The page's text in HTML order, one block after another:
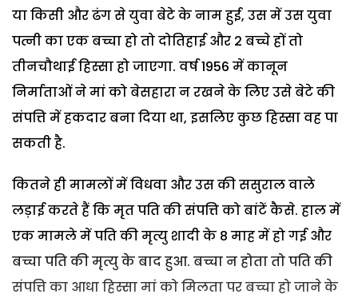
या किसी और ढंग से युवा बेटे के नाम हुई, उस में उस युवा
पत्नी का एक बच्चा हो तो दोतिहाई और 2 बच्चे हों तो
तीनचौथाई हिस्सा हो जाएगा. वर्ष1956 में कानून
निर्माताओं ने मां को बेसहारा न रखने के लिए उसे बेटे की
संपत्ति में हकदार बना दिया था, इसलिए कुछ हिस्सा वह पा
सकती है.
कितने ही मामलों में विधवा और उस की ससुराल वाले
लड़ाई करते हैं कि मृत पति की संपत्ति को बांटें कैसे. हाल में
एक मामले में पति की मृत्यु शादी के 8 माह में हो गई और
बच्चा पति की मृत्यु के बाद हुआ. बच्चा न होता तो पति की
संपत्ति का आधा हिस्सा मां को मिलता पर बच्चा हो जाने के